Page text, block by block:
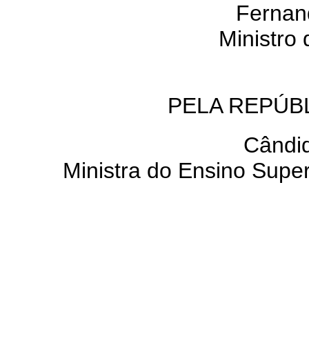
Ministro
PELA
Ministra do Ensino